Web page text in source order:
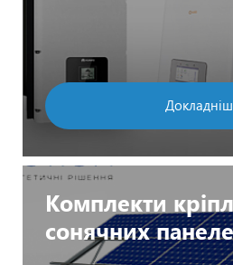
Комплекти
сонячних